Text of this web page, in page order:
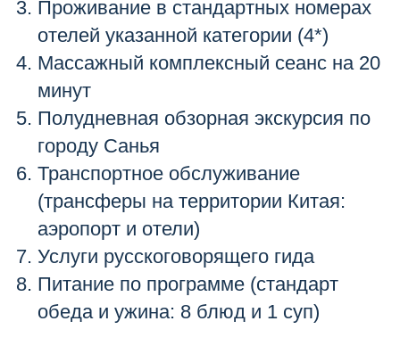
Проживание в стандартных номерах
отелей указанной категории (4*)
Массажный комплексный сеанс на 20
минут
Полудневная обзорная экскурсия по
городу Санья
Транспортное обслуживание
(трансферы на территории Китая:
аэропорт и отели)
Услуги русскоговорящего гида
Питание по программе (стандарт
обеда и ужина: 8 блюд и 1 суп)